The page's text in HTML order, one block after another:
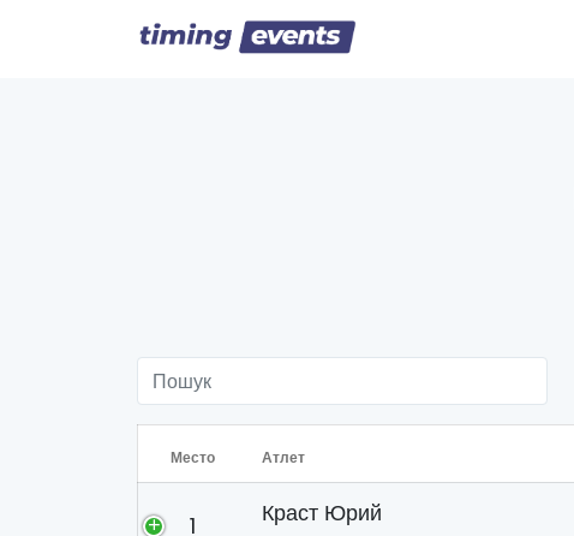
Место Атлет
1 Краст Юрий